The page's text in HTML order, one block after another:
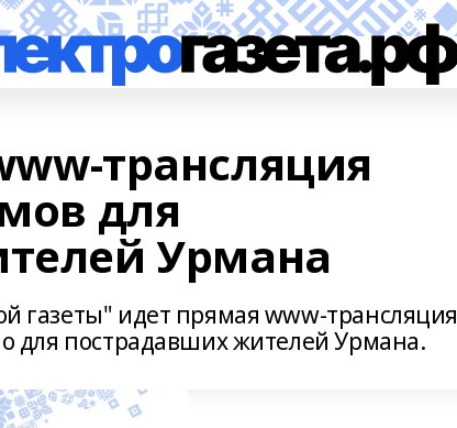
трансляция
для
Урмана
газеты" идет прямая www-трансляция
для пострадавших жителей Урмана.